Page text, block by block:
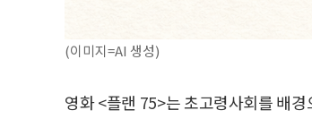
(이미지=AI 생성)
영화 <플랜 75>는 초고령사회를 배